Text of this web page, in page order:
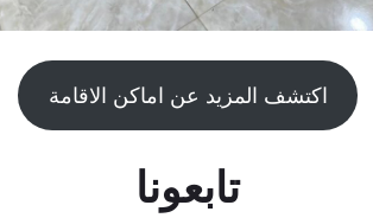
اكتشف المزيد عن اماكن الاقامة
تابعونا